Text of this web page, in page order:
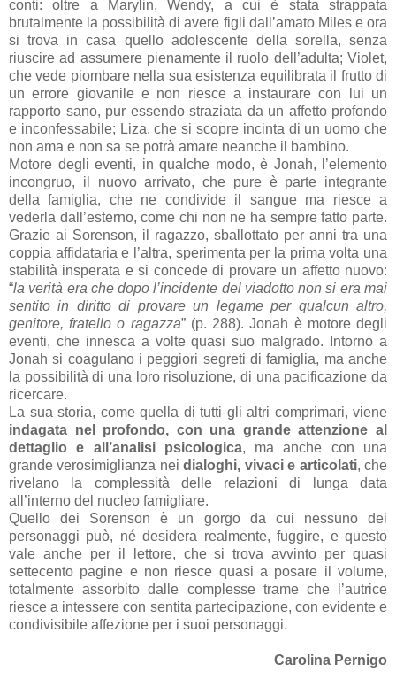
conti: oltre a Marylin, Wendy, a cui è stata strappata
brutalmente la possibilità di avere figli dall’amato Miles e ora
si trova in casa quello adolescente della sorella, senza
riuscire ad assumere pienamente il ruolo dell’adulta; Violet,
che vede piombare nella sua esistenza equilibrata il frutto di
un errore giovanile e non riesce a instaurare con lui un
rapporto sano, pur essendo straziata da un affetto profondo
e inconfessabile; Liza, che si scopre incinta di un uomo che
non ama e non sa se potrà amare neanche il bambino.
Motore degli eventi, in qualche modo, è Jonah, l’elemento
incongruo, il nuovo arrivato, che pure è parte integrante
della famiglia, che ne condivide il sangue ma riesce a
vederla dall’esterno, come chi non ne ha sempre fatto parte.
Grazie ai Sorenson, il ragazzo, sballottato per anni tra una
coppia affidataria e l’altra, sperimenta per la prima volta una
stabilità insperata e si concede di provare un affetto nuovo:
“la verità era che dopo l’incidente del viadotto non si era mai
sentito in diritto di provare un legame per qualcun altro,
genitore, fratello o ragazza” (p. 288). Jonah è motore degli
eventi, che innesca a volte quasi suo malgrado. Intorno a
Jonah si coagulano i peggiori segreti di famiglia, ma anche
la possibilità di una loro risoluzione, di una pacificazione da
ricercare.
La sua storia, come quella di tutti gli altri comprimari, viene
indagata nel profondo, con una grande attenzione al
dettaglio e all’analisi psicologica, ma anche con una
grande verosimiglianza neidialoghi, vivaci e articolati, che
rivelano la complessità delle relazioni di lunga data
all’interno del nucleo famigliare.
Quello dei Sorenson è un gorgo da cui nessuno dei
personaggi può, né desidera realmente, fuggire, e questo
vale anche per il lettore, che si trova avvinto per quasi
settecento pagine e non riesce quasi a posare il volume,
totalmente assorbito dalle complesse trame che l’autrice
riesce a intessere con sentita partecipazione, con evidente e
condivisibile affezione per i suoi personaggi.
Carolina Pernigo